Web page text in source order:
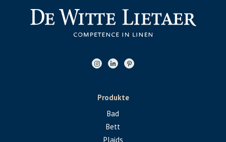
Produkte
Bad
Bett
Plaids